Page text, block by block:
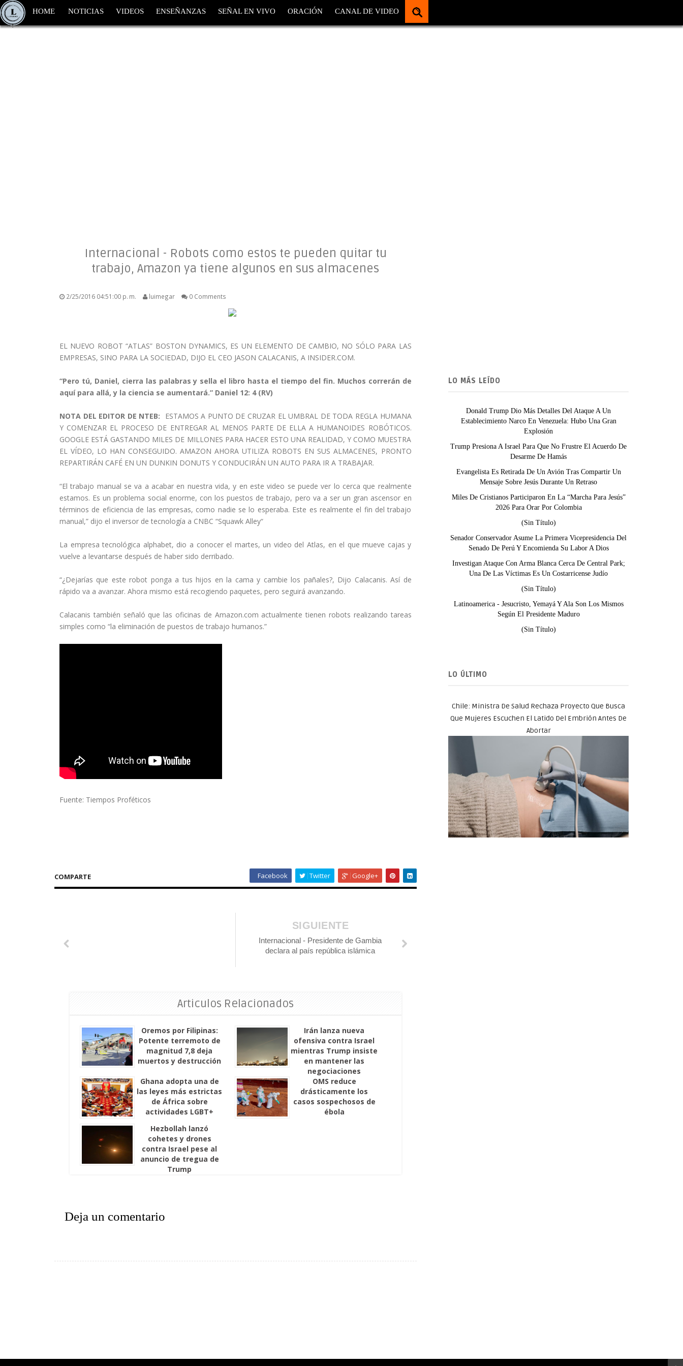
HOME NOTICIAS VIDEOS ENSEÑANZAS SEÑAL EN VIVO ORACIÓN CANAL DE VIDEO
Internacional - Robots como estos te pueden quitar tu
trabajo, Amazon ya tiene algunos en sus almacenes
2/25/2016 04:51:00 p. m. luimegar 0 Comments
EL NUEVO ROBOT “ATLAS” BOSTON DYNAMICS, ES UN ELEMENTO DE CAMBIO, NO SÓLO PARA LAS
EMPRESAS, SINO PARA LA SOCIEDAD, DIJO EL CEO JASON CALACANIS, A INSIDER.COM.
“Pero tú, Daniel, cierra las palabras y sella el libro hasta el tiempo del fin. Muchos correrán de
aquí para allá, y la ciencia se aumentará.” Daniel 12: 4 (RV)
NOTA DEL EDITOR DE NTEB: ESTAMOS A PUNTO DE CRUZAR EL UMBRAL DE TODA REGLA HUMANA
Y COMENZAR EL PROCESO DE ENTREGAR AL MENOS PARTE DE ELLA A HUMANOIDES ROBÓTICOS.
GOOGLE ESTÁ GASTANDO MILES DE MILLONES PARA HACER ESTO UNA REALIDAD, Y COMO MUESTRA
EL VÍDEO, LO HAN CONSEGUIDO. AMAZON AHORA UTILIZA ROBOTS EN SUS ALMACENES, PRONTO
REPARTIRÁN CAFÉ EN UN DUNKIN DONUTS Y CONDUCIRÁN UN AUTO PARA IR A TRABAJAR.
“El trabajo manual se va a acabar en nuestra vida, y en este video se puede ver lo cerca que realmente
estamos. Es un problema social enorme, con los puestos de trabajo, pero va a ser un gran ascensor en
términos de eficiencia de las empresas, como nadie se lo esperaba. Este es realmente el fin del trabajo
manual,” dijo el inversor de tecnología a CNBC “Squawk Alley“
La empresa tecnológica alphabet, dio a conocer el martes, un video del Atlas, en el que mueve cajas y
vuelve a levantarse después de haber sido derribado.
“¿Dejarías que este robot ponga a tus hijos en la cama y cambie los pañales?, Dijo Calacanis. Así de
rápido va a avanzar. Ahora mismo está recogiendo paquetes, pero seguirá avanzando.
Calacanis también señaló que las oficinas de Amazon.com actualmente tienen robots realizando tareas
simples como “la eliminación de puestos de trabajo humanos.”
Fuente: Tiempos Proféticos
COMPARTE Facebook Twitter Google+
SIGUIENTE
Internacional - Presidente de Gambia
declara al país república islámica
Articulos Relacionados
Oremos por Filipinas:
Potente terremoto de
magnitud 7,8 deja
muertos y destrucción
Irán lanza nueva
ofensiva contra Israel
mientras Trump insiste
en mantener las
negociaciones
Ghana adopta una de
las leyes más estrictas
de África sobre
actividades LGBT+
OMS reduce
drásticamente los
casos sospechosos de
ébola
Hezbollah lanzó
cohetes y drones
contra Israel pese al
anuncio de tregua de
Trump
Deja un comentario
LO MÁS LEÍDO
Donald Trump Dio Más Detalles Del Ataque A Un
Establecimiento Narco En Venezuela: Hubo Una Gran
Explosión
Trump Presiona A Israel Para Que No Frustre El Acuerdo De
Desarme De Hamás
Evangelista Es Retirada De Un Avión Tras Compartir Un
Mensaje Sobre Jesús Durante Un Retraso
Miles De Cristianos Participaron En La “Marcha Para Jesús”
2026 Para Orar Por Colombia
(sin Título)
Senador Conservador Asume La Primera Vicepresidencia Del
Senado De Perú Y Encomienda Su Labor A Dios
Investigan Ataque Con Arma Blanca Cerca De Central Park;
Una De Las Víctimas Es Un Costarricense Judío
(sin Título)
Latinoamerica - Jesucristo, Yemayá Y Ala Son Los Mismos
Según El Presidente Maduro
(sin Título)
LO ÚLTIMO
Chile: Ministra De Salud Rechaza Proyecto Que Busca
Que Mujeres Escuchen El Latido Del Embrión Antes De
Abortar